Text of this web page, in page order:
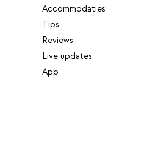
Accommodaties
Tips
Reviews
Live updates
App